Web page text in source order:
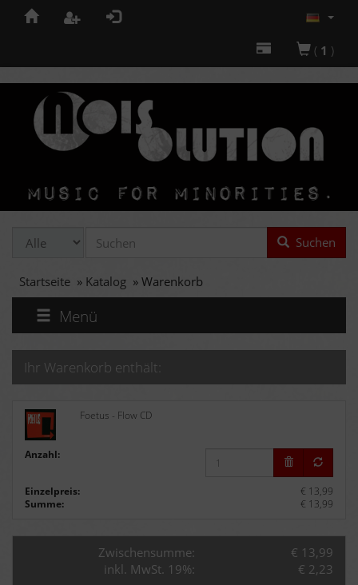
( 1 )
Suchen
Startseite » Katalog » Warenkorb
Menü
Ihr Warenkorb enthält:
Foetus - Flow CD
Anzahl:
Einzelpreis:
€ 13,99
Summe:
€ 13,99
Zwischensumme:
€ 13,99
inkl. MwSt. 19%:
€ 2,23